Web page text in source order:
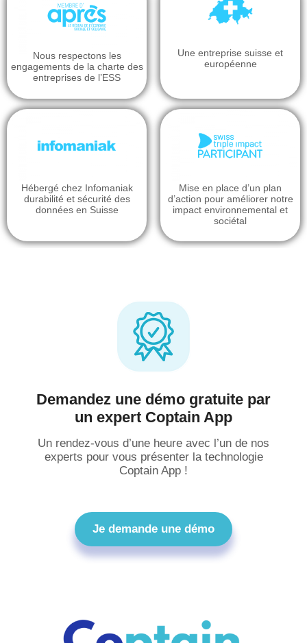
Nous respectons les
engagements de la charte des
entreprises de l’ESS
Une entreprise suisse et
européenne
Hébergé chez Infomaniak
durabilité et sécurité des
données en Suisse
Mise en place d’un plan
d’action pour améliorer notre
impact environnemental et
sociétal
Demandez une démo gratuite par
un expert Coptain App
Un rendez-vous d’une heure avec l’un de nos
experts pour vous présenter la technologie
Coptain App !
Je demande une démo